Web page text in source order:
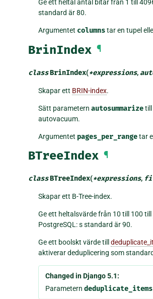
Ge ett heltal antal bitar från 1 till
standard är 80.
Argumentet columnstar en tupel
BrinIndex ¶
classBrinIndex(*expressions,
Skapar ett BRIN-index.
Sätt parametern autosummarizetill
autovacuum.
Argumentet pages_per_rangetar
BTreeIndex ¶
classBTreeIndex(*expressions,
Skapar ett B-Tree-index.
Ge ett heltalsvärde från 10 till 100 till
PostgreSQL: s standard är 90.
Ge ett boolskt värde till
aktiverar deduplicering som
Changed in Django 5.1:
Parametern deduplicate_items